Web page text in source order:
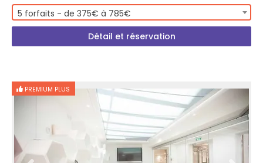
5 forfaits - de 375€ à 785€
Détail et réservation
PREMIUM PLUS